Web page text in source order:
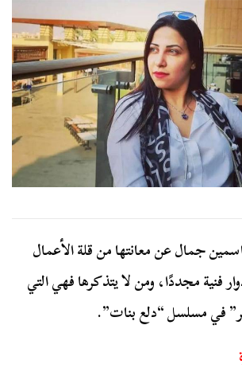
جمال عن معانتها من قلة الأعمال
فنية مجددًا، ومن لا يتذكرها فهي التي
في مسلسل “دلع بنات”.